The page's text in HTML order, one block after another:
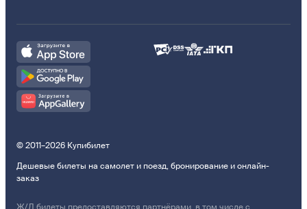
© 2011–2026 Купибилет
Дешевые билеты на самолет и поезд, бронирование и онлайн-
заказ